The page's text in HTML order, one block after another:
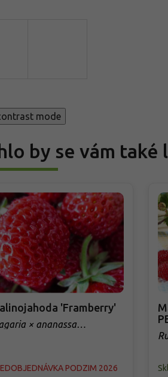
mode
by se vám také
'Framberry'
× ananassa
PODZIM 2026